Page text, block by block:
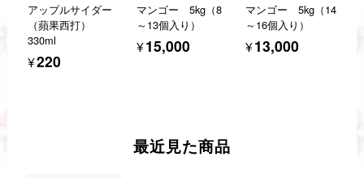
アップルサイダー
（蘋果西打）
330ml
¥220
マンゴー 5kg（8
～13個入り）
¥15,000
マンゴー 5kg（14
～16個入り）
¥13,000
最近見た商品